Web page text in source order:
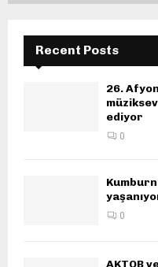
Recent Posts
26.
ediyor
0
0
AKTOB